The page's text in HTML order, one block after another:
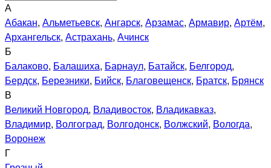
А
Абакан, Альметьевск, Ангарск, Арзамас, Армавир, Артём,
Архангельск, Астрахань, Ачинск
Б
Балаково, Балашиха, Барнаул, Батайск, Белгород,
Бердск, Березники, Бийск, Благовещенск, Братск, Брянск
В
Великий Новгород, Владивосток, Владикавказ,
Владимир, Волгоград, Волгодонск, Волжский, Вологда,
Воронеж
Г